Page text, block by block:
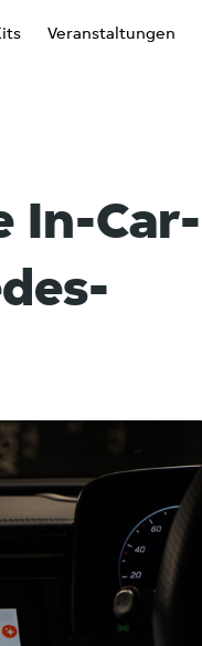
Veranstaltungen
In-Car-